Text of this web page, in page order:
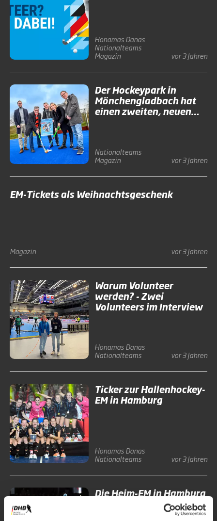
HonamasDanas
Nationalteams
Magazin
vor 3 Jahren
Der Hockeypark in
Mönchengladbach hat
einen zweiten, neuen
Nationalteams
Magazin
vor 3 Jahren
EM-Tickets als Weihnachtsgeschenk
Magazin vor 3 Jahren
Warum Volunteer
werden? - Zwei
Volunteers im Interview
HonamasDanas
Nationalteams
vor 3 Jahren
Ticker zur Hallenhockey-
EM in Hamburg
HonamasDanas
Nationalteams
vor 3 Jahren
Die Heim-EM in Hamburg